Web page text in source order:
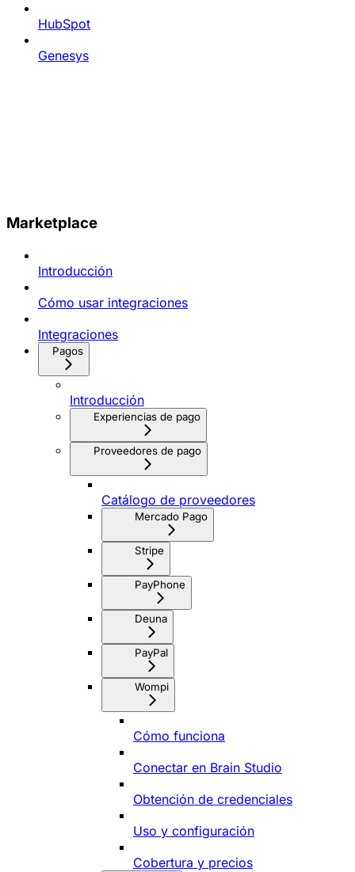
HubSpot
Genesys
Marketplace
Introducción
Cómo usar integraciones
Integraciones
Pagos
Introducción
Experiencias de pago
Proveedores de pago
Catálogo de proveedores
Mercado Pago
Stripe
PayPhone
Deuna
PayPal
Wompi
Cómo funciona
Conectar en Brain Studio
Obtención de credenciales
Uso y configuración
Cobertura y precios